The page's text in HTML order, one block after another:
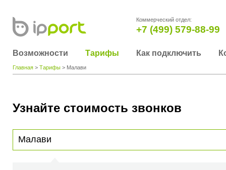
Коммерческий отдел:
+7 (499) 579-88-99
Возможности Тарифы Как подключить
Главная > Тарифы > Малави
Узнайте стоимость звонков